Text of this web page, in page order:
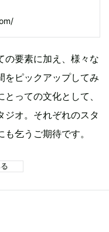
の要素に加え、様々な
をピックアップしてみ
っての文化として、
ジオ。それぞれのスタ
乞うご期待です。